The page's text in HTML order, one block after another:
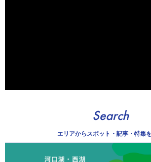
Search
エリアからスポット・記事・特集